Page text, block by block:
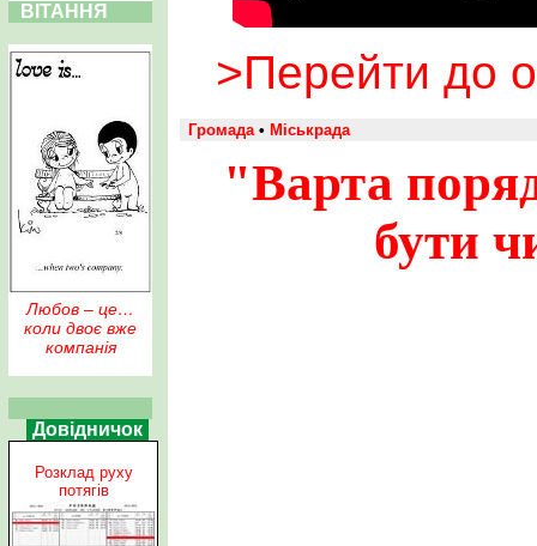
ВІТАННЯ
Любов – це…
коли двоє вже
компанія
Довідничок
Розклад руху
потягів
>Перейти до
Громада• Міськрада
"Варта
бути